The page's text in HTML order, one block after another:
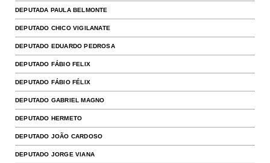
DEPUTADA PAULA BELMONTE
DEPUTADO CHICO VIGILANATE
DEPUTADO EDUARDO PEDROSA
DEPUTADO FÁBIO FELIX
DEPUTADO FÁBIO FÉLIX
DEPUTADO GABRIEL MAGNO
DEPUTADO HERMETO
DEPUTADO JOÃO CARDOSO
DEPUTADO JORGE VIANA